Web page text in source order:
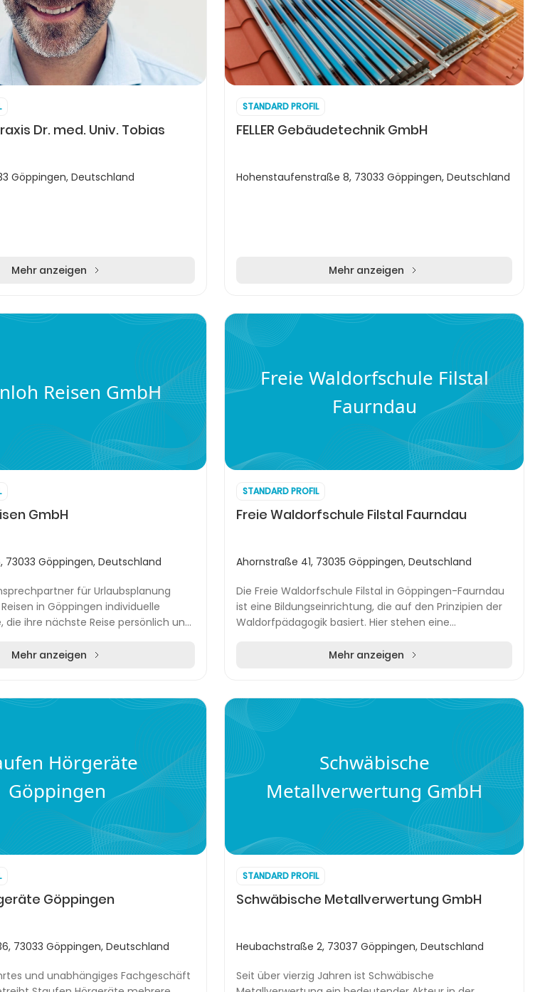
Dr. med. Univ. Tobias
Göppingen, Deutschland
Mehr anzeigen
STANDARD PROFIL
FELLER Gebäudetechnik GmbH
Hohenstaufenstraße 8, 73033 Göppingen, Deutschland
Mehr anzeigen
Reisen GmbH
GmbH
73033 Göppingen, Deutschland
für Urlaubsplanung
in Göppingen individuelle
die ihre nächste Reise persönlich und
Mehr anzeigen
Freie Waldorfschule Filstal
Faurndau
STANDARD PROFIL
Freie Waldorfschule Filstal Faurndau
Ahornstraße 41, 73035 Göppingen, Deutschland
Die Freie Waldorfschule Filstal in Göppingen-Faurndau
ist eine Bildungseinrichtung, die auf den Prinzipien der
Waldorfpädagogik basiert. Hier stehen eine
Mehr anzeigen
Hörgeräte
Göppingen
Göppingen
73033 Göppingen, Deutschland
und unabhängiges Fachgeschäft
Schwäbische
Metallverwertung GmbH
STANDARD PROFIL
Schwäbische Metallverwertung GmbH
Heubachstraße 2, 73037 Göppingen, Deutschland
Seit über vierzig Jahren ist Schwäbische